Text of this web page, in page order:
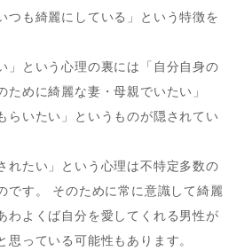
つも綺麗にしている」という特徴を
」という心理の裏には「自分自身の
ために綺麗な妻・母親でいたい」
らいたい」というものが隠されてい
れたい」という心理は不特定多数の
です。 そのために常に意識して綺麗
わよくば自分を愛してくれる男性が
思っている可能性もあります。